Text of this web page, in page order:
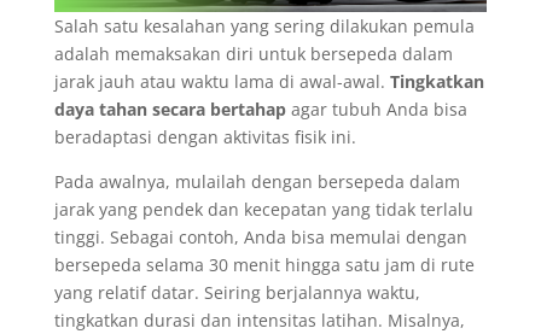
Salah satu kesalahan yang sering dilakukan pemula
adalah memaksakan diri untuk bersepeda dalam
jarak jauh atau waktu lama di awal-awal. Tingkatkan
daya tahan secara bertahapagar tubuh Anda bisa
beradaptasi dengan aktivitas fisik ini.
Pada awalnya, mulailah dengan bersepeda dalam
jarak yang pendek dan kecepatan yang tidak terlalu
tinggi. Sebagai contoh, Anda bisa memulai dengan
bersepeda selama 30 menit hingga satu jam di rute
yang relatif datar. Seiring berjalannya waktu,
tingkatkan durasi dan intensitas latihan. Misalnya,